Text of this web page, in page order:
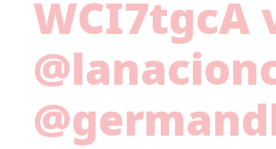
WCI7tgcA